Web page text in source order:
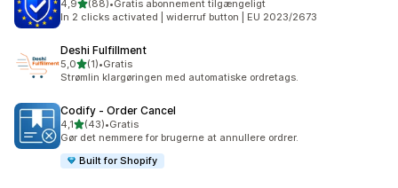
4,9ud af 5 stjerner
(88)
88 anmeldelser i alt
•Gratis abonnement tilgængeligt
In 2 clicks activated | widerruf button | EU 2023/2673
Deshi Fulfillment
5,0ud af 5 stjerner
(1)
1 anmeldelser i alt
•Gratis
Strømlin klargøringen med automatiske ordretags.
Codify ‑ Order Cancel
4,1ud af 5 stjerner
(43)
43 anmeldelser i alt
•Gratis
Gør det nemmere for brugerne at annullere ordrer.
Built for Shopify